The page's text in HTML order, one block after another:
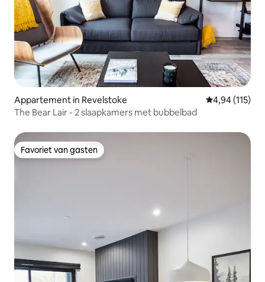
Appartement in Revelstoke Gemiddelde
4,94 (115)
The Bear Lair - 2 slaapkamers met bubbelbad
Favoriet van gasten
Favoriet van gasten